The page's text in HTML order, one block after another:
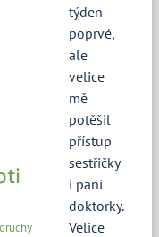
týden
poprvé,
ale
velice
mě
potěšil
přístup
sestřičky
i paní
doktorky.
Velice